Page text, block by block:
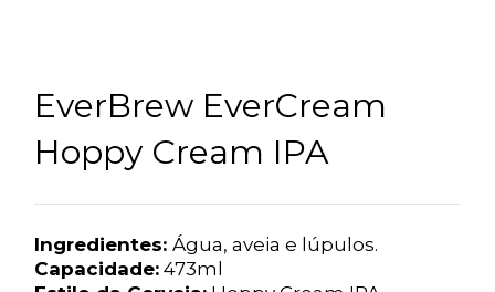
EverBrew EverCream
Hoppy Cream IPA
Ingredientes: Água, aveia e lúpulos.
Capacidade:473ml